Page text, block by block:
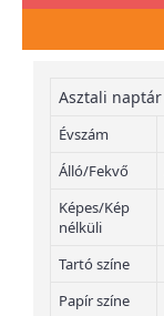
Asztali naptár
Évszám
Álló/Fekvő
Képes/Kép
nélküli
Tartó színe
Papír színe